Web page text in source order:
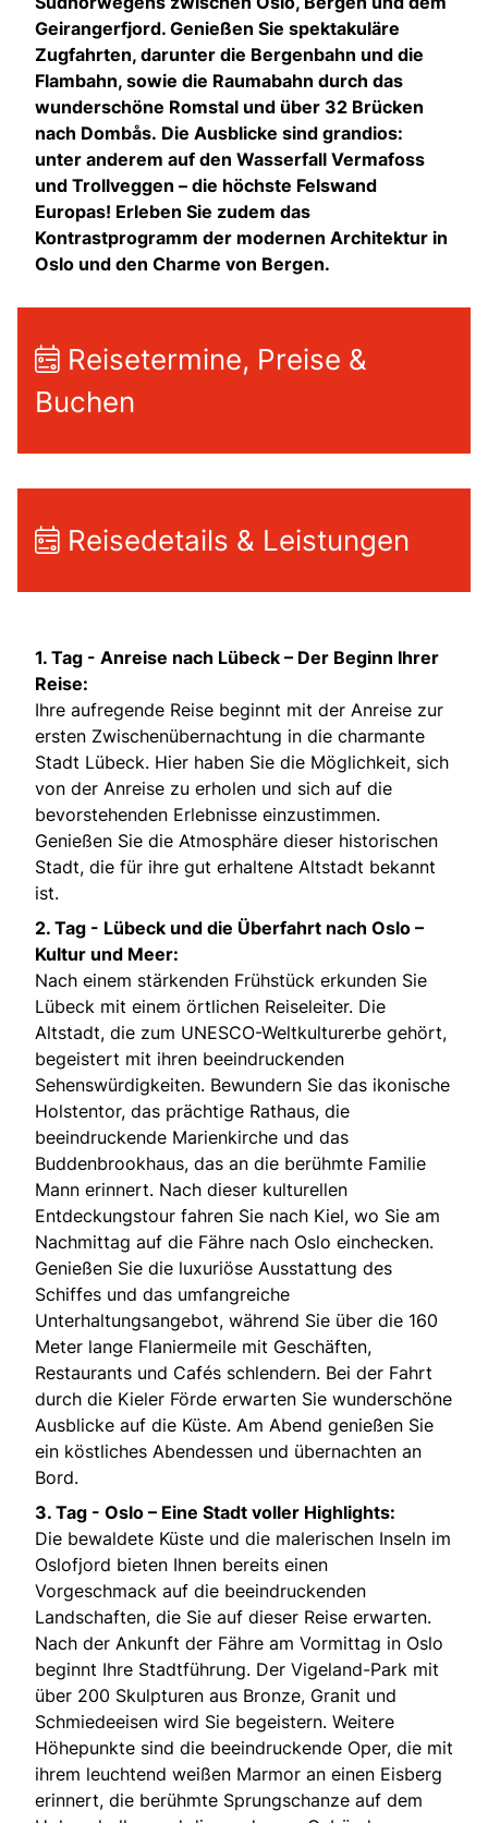
Geirangerfjord. Genießen Sie spektakuläre
Zugfahrten, darunter die Bergenbahn und die
Flambahn, sowie die Raumabahn durch das
wunderschöne Romstal und über 32 Brücken
nach Dombås. Die Ausblicke sind grandios:
unter anderem auf den Wasserfall Vermafoss
und Trollveggen – die höchste Felswand
Europas! Erleben Sie zudem das
Kontrastprogramm der modernen Architektur in
Oslo und den Charme von Bergen.
Reisetermine, Preise &
Buchen
Reisedetails & Leistungen
1. Tag - Anreise nach Lübeck – Der Beginn Ihrer
Reise:
Ihre aufregende Reise beginnt mit der Anreise zur
ersten Zwischenübernachtung in die charmante
Stadt Lübeck. Hier haben Sie die Möglichkeit, sich
von der Anreise zu erholen und sich auf die
bevorstehenden Erlebnisse einzustimmen.
Genießen Sie die Atmosphäre dieser historischen
Stadt, die für ihre gut erhaltene Altstadt bekannt
ist.
2. Tag - Lübeck und die Überfahrt nach Oslo –
Kultur und Meer:
Nach einem stärkenden Frühstück erkunden Sie
Lübeck mit einem örtlichen Reiseleiter. Die
Altstadt, die zum UNESCO-Weltkulturerbe gehört,
begeistert mit ihren beeindruckenden
Sehenswürdigkeiten. Bewundern Sie das ikonische
Holstentor, das prächtige Rathaus, die
beeindruckende Marienkirche und das
Buddenbrookhaus, das an die berühmte Familie
Mann erinnert. Nach dieser kulturellen
Entdeckungstour fahren Sie nach Kiel, wo Sie am
Nachmittag auf die Fähre nach Oslo einchecken.
Genießen Sie die luxuriöse Ausstattung des
Schiffes und das umfangreiche
Unterhaltungsangebot, während Sie über die 160
Meter lange Flaniermeile mit Geschäften,
Restaurants und Cafés schlendern. Bei der Fahrt
durch die Kieler Förde erwarten Sie wunderschöne
Ausblicke auf die Küste. Am Abend genießen Sie
ein köstliches Abendessen und übernachten an
Bord.
3. Tag - Oslo – Eine Stadt voller Highlights:
Die bewaldete Küste und die malerischen Inseln im
Oslofjord bieten Ihnen bereits einen
Vorgeschmack auf die beeindruckenden
Landschaften, die Sie auf dieser Reise erwarten.
Nach der Ankunft der Fähre am Vormittag in Oslo
beginnt Ihre Stadtführung. Der Vigeland-Park mit
über 200 Skulpturen aus Bronze, Granit und
Schmiedeeisen wird Sie begeistern. Weitere
Höhepunkte sind die beeindruckende Oper, die mit
ihrem leuchtend weißen Marmor an einen Eisberg
erinnert, die berühmte Sprungschanze auf dem